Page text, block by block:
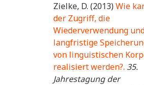
Zielke, D. (2013) Wie
der Zugriff, die
Wiederverwendung
langfristige
von linguistischen
realisiert werden?. 35.
Jahrestagung der